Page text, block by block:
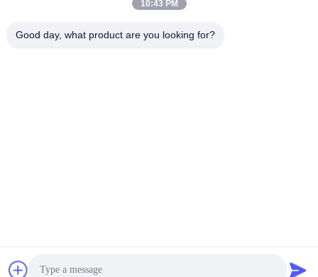
Changzhou Su Li drying equipment Co., Ltd.
10:43 PM
Good day, what product are you looking for?